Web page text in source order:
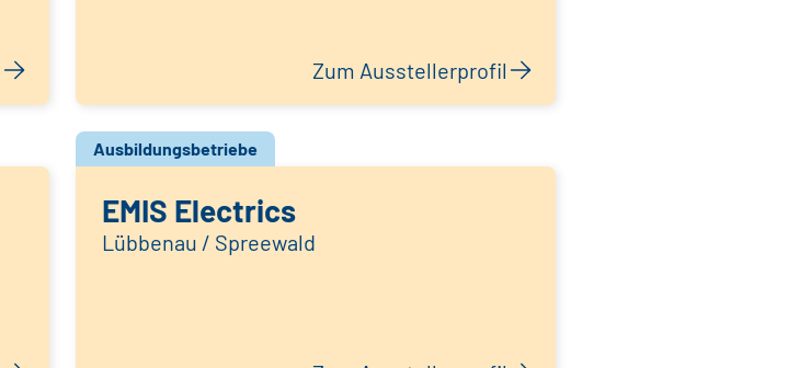
Zum Ausstellerprofil
Ausbildungsbetriebe
EMIS Electrics
Lübbenau / Spreewald